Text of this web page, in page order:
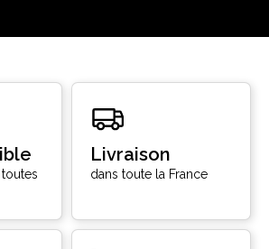
Livraison
dans toute la France